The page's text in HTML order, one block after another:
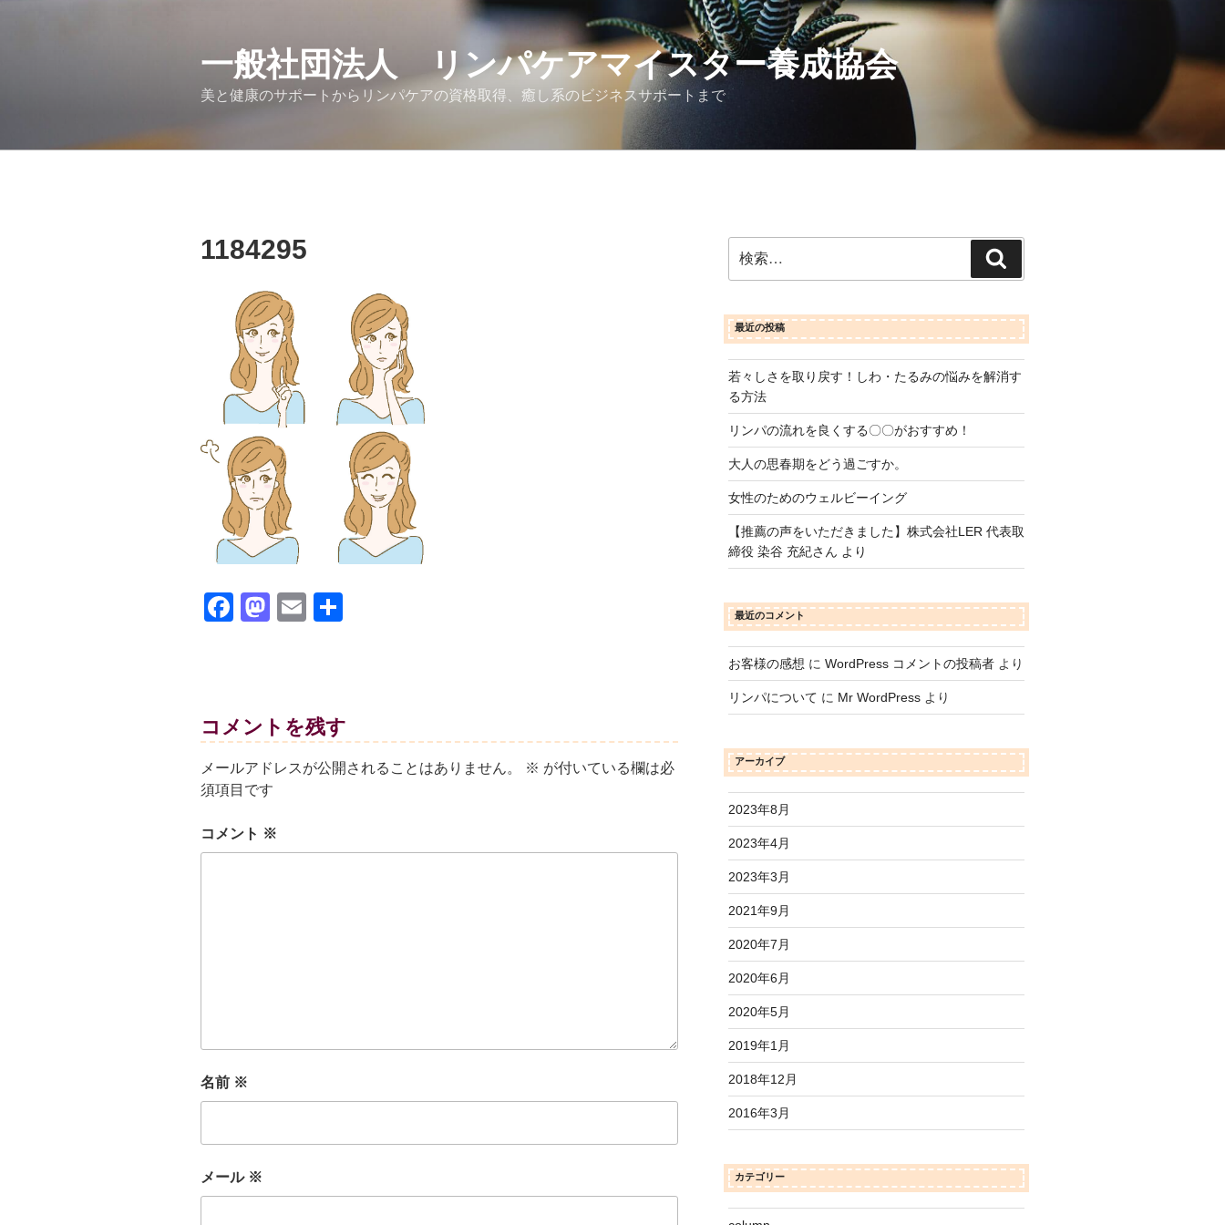
一般社団法人 リンパケアマイスター養成協会
美と健康のサポートからリンパケアの資格取得、癒し系のビジネスサポートまで
1184295
F
b
o
o
M
d
o
n
E
コメントを残す
メールアドレスが公開されることはありません。 ※ が付いている欄は必
須項目です
コメント ※
名前 ※
メール ※
索:
索
最近の投稿
若々しさを取り戻す！しわ・たるみの悩みを解消す
る方法
リンパの流れを良くする〇〇がおすすめ！
大人の思春期をどう過ごすか。
女性のためのウェルビーイング
【推薦の声をいただきました】株式会社LER 代表取
締役 染谷 充紀さん より
最近のコメント
お客様の感想 に WordPress コメントの投稿者より
リンパについて に Mr WordPressより
アーカイブ
2023年8月
2023年4月
2023年3月
2021年9月
2020年7月
2020年6月
2020年5月
2019年1月
2018年12月
2016年3月
カテゴリー